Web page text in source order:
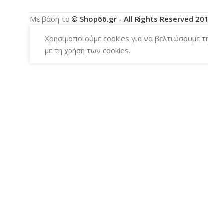
Με βάση το © Shop66.gr - All Rights Reserved
Χρησιμοποιούμε cookies για να βελτιώσουμε
με τη χρήση των cookies.